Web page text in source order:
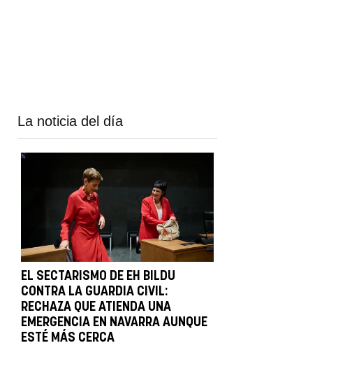
La noticia del día
EL SECTARISMO DE EH BILDU
CONTRA LA GUARDIA CIVIL:
RECHAZA QUE ATIENDA UNA
EMERGENCIA EN NAVARRA AUNQUE
ESTÉ MÁS CERCA